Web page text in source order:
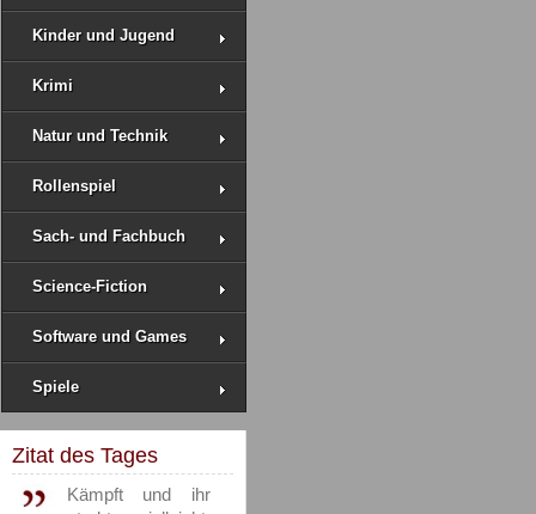
Kinder und Jugend
Krimi
Natur und Technik
Rollenspiel
Sach- und Fachbuch
Science-Fiction
Software und Games
Spiele
Zitat des Tages
Kämpft und ihr